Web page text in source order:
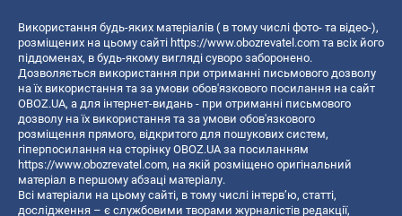
Використання будь-яких матеріалів ( в тому числі фото- та відео-),
розміщених на цьому сайті https://www.obozrevatel.com та всіх його
піддоменах, в будь-якому вигляді суворо заборонено.
Дозволяється використання при отриманні письмового дозволу
на їх використання та за умови обов'язкового посилання на сайт
OBOZ.UA, а для інтернет-видань - при отриманні письмового
дозволу на їх використання та за умови обов'язкового
розміщення прямого, відкритого для пошукових систем,
гіперпосилання на сторінку OBOZ.UA за посиланням
https://www.obozrevatel.com, на якій розміщено оригінальний
матеріал в першому абзаці матеріалу.
Всі матеріали на цьому сайті, в тому числі інтерв’ю, статті,
дослідження – є службовими творами журналістів редакції,